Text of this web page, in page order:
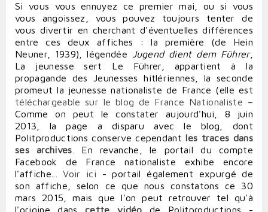
Si vous vous ennuyez ce premier mai, ou si vous
vous angoissez, vous pouvez toujours tenter de
vous divertir en cherchant d'éventuelles différences
entre ces deux affiches : la première (de Hein
Neuner, 1939), légendée Jugend dient dem Führer,
La jeunesse sert Le Führer, appartient à la
propagande des Jeunesses hitlériennes, la seconde
promeut la jeunesse nationaliste de France (elle est
téléchargeable sur le blog de France Nationaliste –
Comme on peut le constater aujourd'hui, 8 juin
2013, la page a disparu avec le blog, dont
Politproductions conserve cependant les traces dans
ses archives . En revanche, le portail du compte
Facebook de France nationaliste exhibe encore
l'affiche...Voir ici - portail également expurgé de
son affiche, selon ce que nous constatons ce 30
mars 2015, mais que l'on peut retrouver tel qu'à
l'originedans cette vidéo
de Politproductions -